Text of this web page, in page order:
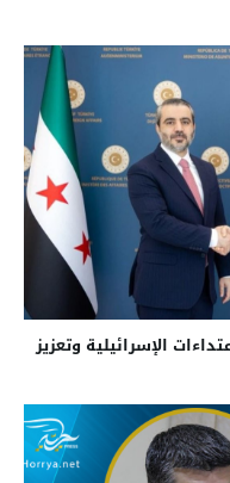
الإسرائيلية وتعزيز